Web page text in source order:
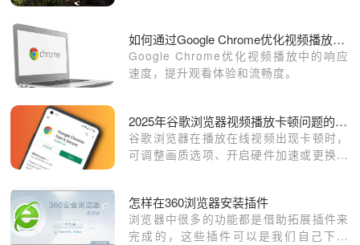
如何通过Google Chrome优化视频播放中的响应速度
Google Chrome优化视频播放中的响应
速度，提升观看体验和流畅度。
2025年谷歌浏览器视频播放卡顿问题的排查与修复
谷歌浏览器在播放在线视频出现卡顿时，
可调整画质选项、开启硬件加速或更换解
怎样在360浏览器安装插件
浏览器中很多的功能都是借助拓展插件来
完成的，这些插件可以是我们自己下载